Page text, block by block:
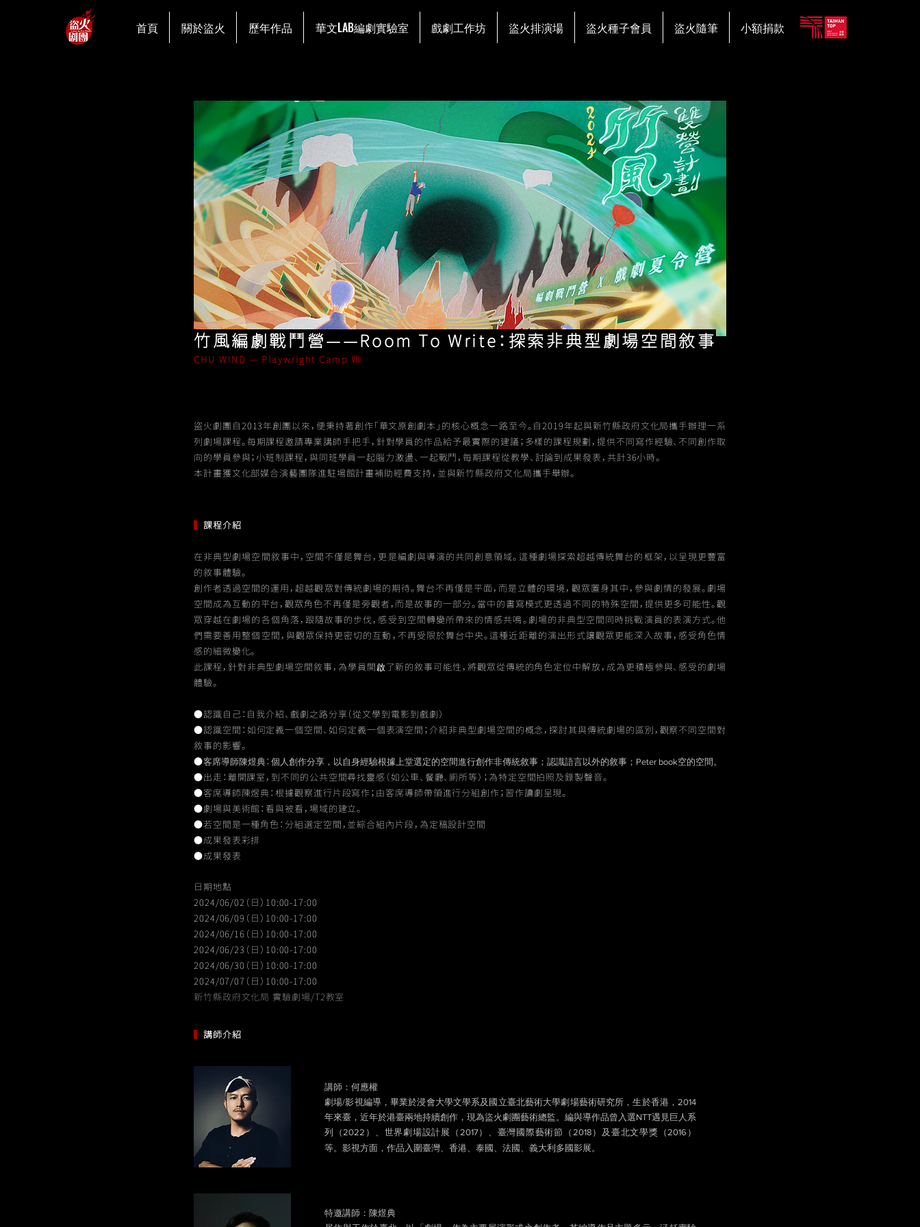
首頁 關於盜火 歷年作品 華文LAB編劇實驗室 戲劇工作坊 盜火排演場 盜火種子會員 盜火隨筆 小額捐款
竹風編劇戰鬥營——Room To Write：探索非典型劇場空間敘事
CHU WIND — Playwright Camp Ⅷ
盜火劇團自2013年創團以來，便秉持著創作「華文原創劇本」的核心概念一路至今。自2019年起與新竹縣政府文化局攜手辦理一系
列劇場課程。每期課程邀請專業講師手把手，針對學員的作品給予最實際的建議；多樣的課程規劃，提供不同寫作經驗、不同創作取
向的學員參與；小班制課程，與同班學員一起腦力激盪、一起戰鬥，每期課程從教學、討論到成果發表，共計36小時。
本計畫獲文化部媒合演藝團隊進駐場館計畫補助經費支持，並與新竹縣政府文化局攜手舉辦。
課程介紹
在非典型劇場空間敘事中，空間不僅是舞台，更是編劇與導演的共同創意領域。這種劇場探索超越傳統舞台的框架，以呈現更豐富
的敘事體驗。
創作者透過空間的運用，超越觀眾對傳統劇場的期待。舞台不再僅是平面，而是立體的環境，觀眾置身其中，參與劇情的發展。劇場
空間成為互動的平台，觀眾角色不再僅是旁觀者，而是故事的一部分。當中的書寫模式更透過不同的特殊空間，提供更多可能性。觀
眾穿越在劇場的各個角落，跟隨故事的步伐，感受到空間轉變所帶來的情感共鳴。劇場的非典型空間同時挑戰演員的表演方式。他
們需要善用整個空間，與觀眾保持更密切的互動，不再受限於舞台中央。這種近距離的演出形式讓觀眾更能深入故事，感受角色情
感的細微變化。
此課程，針對非典型劇場空間敘事，為學員開啟了新的敘事可能性，將觀眾從傳統的角色定位中解放，成為更積極參與、感受的劇場
體驗。
●認識自己：自我介紹、戲劇之路分享（從文學到電影到戲劇）
●認識空間：如何定義一個空間、如何定義一個表演空間；介紹非典型劇場空間的概念，探討其與傳統劇場的區別，觀察不同空間對
敘事的影響。
●客席導師陳煜典： 個人創作分享，以自身經驗根據上堂選定的空間進行創作非傳統敘事；認識語言以外的敘事；Peter book空的空間。
●出走：離開課室，到不同的公共空間尋找靈感（如公車、餐廳、廁所等）；為特定空間拍照及錄製聲音。
●客席導師陳煜典：根據觀察進行片段寫作；由客席導師帶領進行分組創作；習作讀劇呈現。
●劇場與美術館：看與被看，場域的建立。
●若空間是一種角色：分組選定空間，並綜合組內片段，為定稿設計空間
●成果發表彩排
●成果發表
日期地點
2024/06/02（日）10:00-17:00
2024/06/09（日）10:00-17:00
2024/06/16（日）10:00-17:00
2024/06/23（日）10:00-17:00
2024/06/30（日）10:00-17:00
2024/07/07（日）10:00-17:00
​新竹縣政府文化局 實驗劇場/T2教室
講師介紹
講師：何應權
劇場/影視編導，畢業於浸會大學文學系及國立臺北藝術大學劇場藝術研究所，生於香港，2014
年來臺，近年於港臺兩地持續創作，現為盜火劇團藝術總監。編與導作品曾入選NTT遇見巨人系
列（2022）、世界劇場設計展（2017）、臺灣國際藝術節（2018）及臺北文學獎（2016）
等。影視方面，作品入圍臺灣、香港、泰國、法國、義大利多國影展。
特邀講師：陳煜典